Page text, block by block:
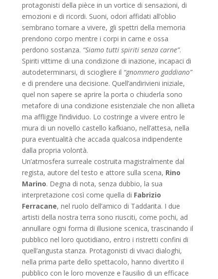
protagonisti della pièce in un vortice di sensazioni, di
emozioni e di ricordi. Suoni, odori affidati all’oblio
sembrano tornare a vivere, gli spettri della memoria
prendono corpo mentre i corpi in carne e ossa
perdono sostanza. “Siamo tutti spiriti senza carne”.
Spiriti vittime di una condizione di inazione, incapaci di
autodeterminarsi, di sciogliere il “gnommero gaddiano”
e di prendere una decisione. Quell’andirivieni iniziale,
quel non sapere se aprire la porta o chiuderla sono
metafore di una condizione esistenziale che non allieta
ma affligge l’individuo. Lo costringe a vivere entro le
mura di un novello castello kafkiano, nell’attesa, nella
pura eventualità che accada qualcosa indipendente
dalla propria volontà.
Un’atmosfera surreale costruita magistralmente dal
regista, autore del testo e attore sulla scena, Rino
Marino. Degna di nota, senza dubbio, la sua
interpretazione così come quella di Fabrizio
Ferracane, nel ruolo dell’amico di Taddarita. I due
artisti della nostra terra sono riusciti, come pochi, ad
annullare ogni forma di illusione scenica, trascinando il
pubblico nel loro quotidiano, entro i ristretti confini di
quell’angusta stanza. Protagonisti di vivaci dialoghi,
nella prima parte dello spettacolo, hanno divertito il
pubblico con le loro movenze e l’ausilio di un efficace